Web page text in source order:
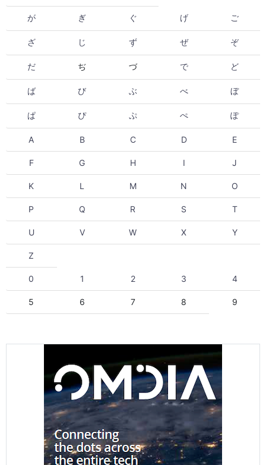
が ぎ ぐ げ ご
ざ じ ず ぜ ぞ
だ ぢ づ で ど
ば び ぶ べ ぼ
ぱ ぴ ぷ ぺ ぽ
A B C D E
F G H I J
K L M N O
P Q R S T
U V W X Y
Z
0 1 2 3 4
5 6 7 8 9